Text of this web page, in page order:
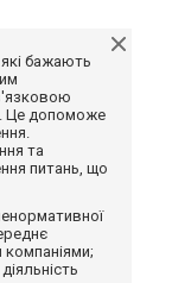
бажають
Це допоможе
та
питань, що